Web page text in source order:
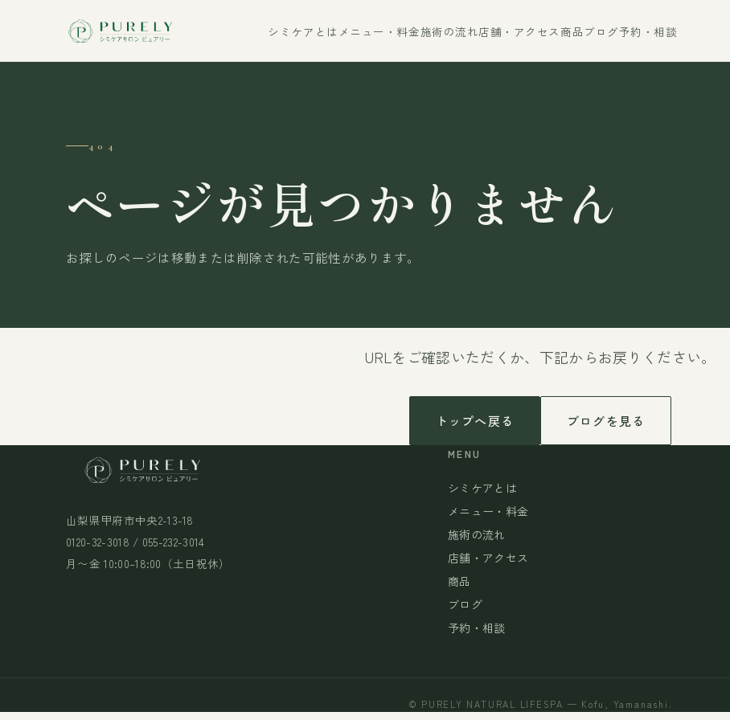
シミケアとは メニュー・料金施術の流れ店舗・アクセス 商品 ブログ予約・相談
404
ページが見つかりません
お探しのページは移動または削除された可能性があります。
URLをご確認いただくか、下記からお戻りください。
トップへ戻る ブログを見る
山梨県甲府市中央2-13-18
0120-32-3018 / 055-232-3014
月〜金 10:00–18:00（土日祝休）
MENU
シミケアとは
メニュー・料金
施術の流れ
店舗・アクセス
商品
ブログ
予約・相談
© PURELY NATURAL LIFESPA — Kofu, Yamanashi.